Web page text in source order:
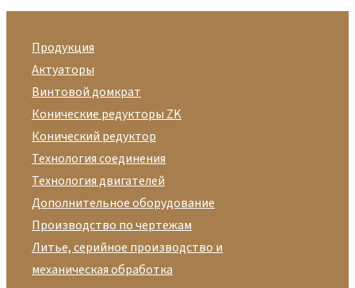
Продукция
Актуаторы
Винтовой домкрат
Конические редукторы ZK
Конический редуктор
Технология соединения
Технология двигателей
Дополнительное оборудование
Производство по чертежам
Литье, серийное производство и
механическая обработка